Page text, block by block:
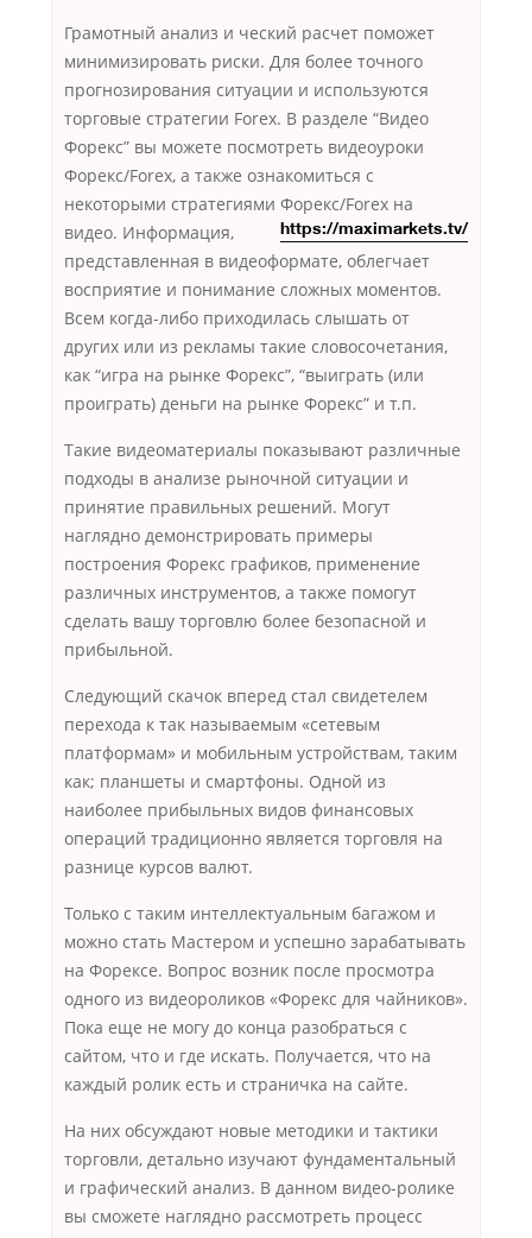
Грамотный анализ и ческий расчет поможет
минимизировать риски. Для более точного
прогнозирования ситуации и используются
торговые стратегии Forex. В разделе “Видео
Форекс” вы можете посмотреть видеоуроки
Форекс/Forex, а также ознакомиться с
некоторыми стратегиями Форекс/Forex
https://maximarkets.tv/
на
видео. Информация,
представленная в видеоформате, облегчает
восприятие и понимание сложных моментов.
Всем когда-либо приходилась слышать от
других или из рекламы такие словосочетания,
как “игра на рынке Форекс”, “выиграть (или
проиграть) деньги на рынке Форекс” и т.п.
Такие видеоматериалы показывают различные
подходы в анализе рыночной ситуации и
принятие правильных решений. Могут
наглядно демонстрировать примеры
построения Форекс графиков, применение
различных инструментов, а также помогут
сделать вашу торговлю более безопасной и
прибыльной.
Следующий скачок вперед стал свидетелем
перехода к так называемым «сетевым
платформам» и мобильным устройствам, таким
как; планшеты и смартфоны. Одной из
наиболее прибыльных видов финансовых
операций традиционно является торговля на
разнице курсов валют.
Только с таким интеллектуальным багажом и
можно стать Мастером и успешно зарабатывать
на Форексе. Вопрос возник после просмотра
одного из видеороликов «Форекс для чайников».
Пока еще не могу до конца разобраться с
сайтом, что и где искать. Получается, что на
каждый ролик есть и страничка на сайте.
На них обсуждают новые методики и тактики
торговли, детально изучают фундаментальный
и графический анализ. В данном видео-ролике
вы сможете наглядно рассмотреть процесс